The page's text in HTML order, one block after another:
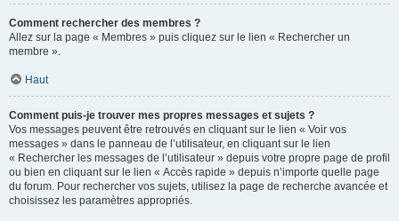
Comment rechercher des membres ?
Allez sur la page « Membres » puis cliquez sur le lien « Rechercher un
membre ».
Haut
Comment puis-je trouver mes propres messages et sujets ?
Vos messages peuvent être retrouvés en cliquant sur le lien « Voir vos
messages » dans le panneau de l’utilisateur, en cliquant sur le lien
« Rechercher les messages de l’utilisateur » depuis votre propre page de profil
ou bien en cliquant sur le lien « Accès rapide » depuis n’importe quelle page
du forum. Pour rechercher vos sujets, utilisez la page de recherche avancée et
choisissez les paramètres appropriés.